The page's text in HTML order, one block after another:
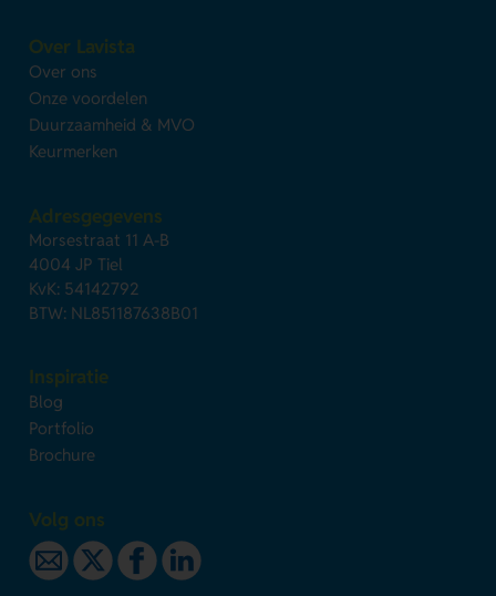
Over Lavista
Over ons
Onze voordelen
Duurzaamheid & MVO
Keurmerken
Adresgegevens
Morsestraat 11 A-B
4004 JP Tiel
KvK: 54142792
BTW: NL851187638B01
Inspiratie
Blog
Portfolio
Brochure
Volg ons